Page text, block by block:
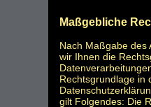
Maßgebliche
Nach Maßgabe des
wir Ihnen die
Rechtsgrundlage in
gilt Folgendes: Die